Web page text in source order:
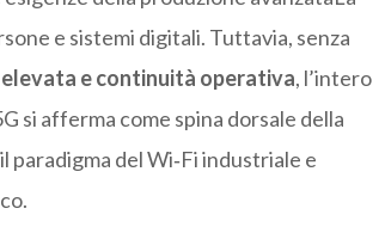
e sistemi digitali. Tuttavia, senza
elevata e continuità operativa, l’intero
si afferma come spina dorsale della
del Wi‑Fi industriale e